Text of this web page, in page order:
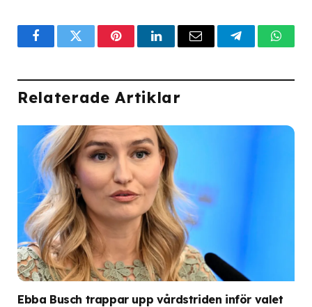
FacebookTwitterPinterestLinkedInEmail Telegram
Relaterade Artiklar
Ebba Busch trappar upp vårdstriden inför valet